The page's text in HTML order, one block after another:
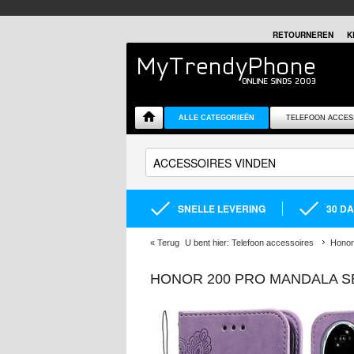
RETOURNEREN
ALLE CATEGORIEËN TELEFOON
SNELLE LEVERING 30
« Terug U bent hier: Telefoon accessoires
HONOR 200 PRO MANDALA